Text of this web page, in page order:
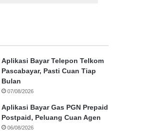
Aplikasi Bayar Telepon Telkom
Pascabayar, Pasti Cuan Tiap
Bulan
07/08/2026
Aplikasi Bayar Gas PGN Prepaid
Postpaid, Peluang Cuan Agen
06/08/2026